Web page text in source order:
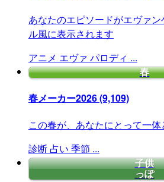
あなたのエピソードがエヴァ
ル風に表示されます
アニメ エヴァ パロディ ...
春
春メーカー2026(9,109)
この春が、あなたにとって一
診断 占い 季節 ...
子供
っぽ